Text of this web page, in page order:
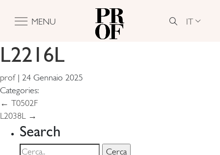
MENU IT
L2216L
prof | 24 Gennaio 2025
Categories:
Navigazione
articoli
← T0502F
L2038L →
Search